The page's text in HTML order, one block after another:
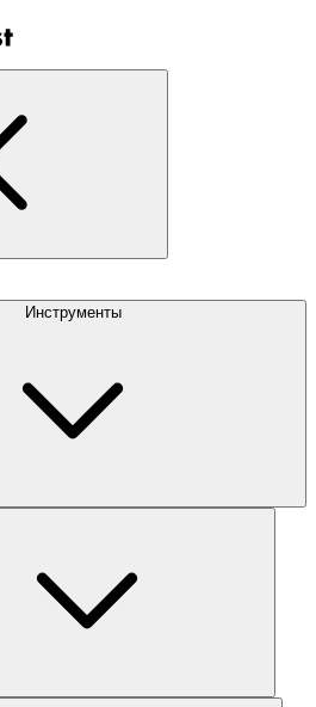
Инструменты